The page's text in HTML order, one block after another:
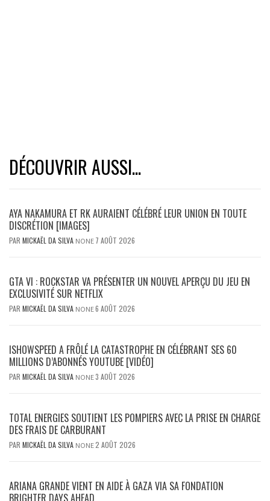
DÉCOUVRIR AUSSI...
AYA NAKAMURA ET RK AURAIENT CÉLÉBRÉ LEUR UNION EN TOUTE
DISCRÉTION [IMAGES]
PAR MICKAËL DA SILVA NONE 7 AOÛT 2026
GTA VI : ROCKSTAR VA PRÉSENTER UN NOUVEL APERÇU DU JEU EN
EXCLUSIVITÉ SUR NETFLIX
PAR MICKAËL DA SILVA NONE6 AOÛT 2026
ISHOWSPEED A FRÔLÉ LA CATASTROPHE EN CÉLÉBRANT SES 60
MILLIONS D’ABONNÉS YOUTUBE [VIDÉO]
PAR MICKAËL DA SILVA NONE3 AOÛT 2026
TOTAL ENERGIES SOUTIENT LES POMPIERS AVEC LA PRISE EN CHARGE
DES FRAIS DE CARBURANT
PAR MICKAËL DA SILVA NONE2 AOÛT 2026
ARIANA GRANDE VIENT EN AIDE À GAZA VIA SA FONDATION